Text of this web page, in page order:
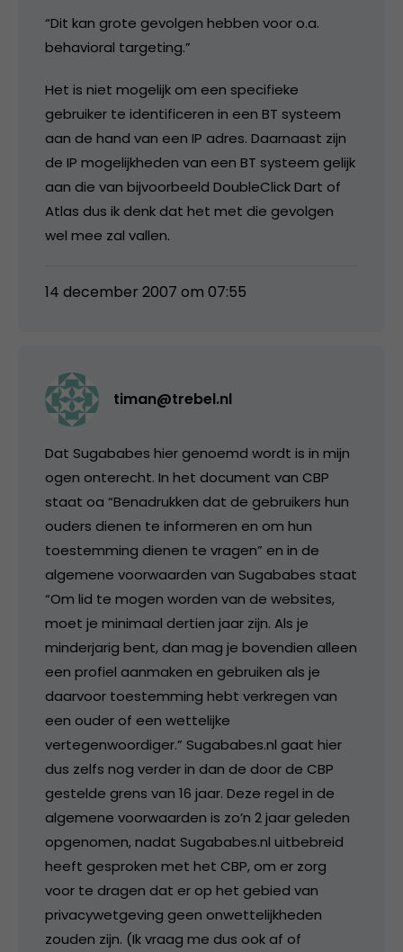
“Dit kan grote gevolgen hebben voor o.a.
behavioral targeting.”
Het is niet mogelijk om een specifieke
gebruiker te identificeren in een BT systeem
aan de hand van een IP adres. Daarnaast zijn
de IP mogelijkheden van een BT systeem gelijk
aan die van bijvoorbeeld DoubleClick Dart of
Atlas dus ik denk dat het met die gevolgen
wel mee zal vallen.
14 december 2007 om 07:55
timan@trebel.nl
Dat Sugababes hier genoemd wordt is in mijn
ogen onterecht. In het document van CBP
staat oa “Benadrukken dat de gebruikers hun
ouders dienen te informeren en om hun
toestemming dienen te vragen” en in de
algemene voorwaarden van Sugababes staat
“Om lid te mogen worden van de websites,
moet je minimaal dertien jaar zijn. Als je
minderjarig bent, dan mag je bovendien alleen
een profiel aanmaken en gebruiken als je
daarvoor toestemming hebt verkregen van
een ouder of een wettelijke
vertegenwoordiger.” Sugababes.nl gaat hier
dus zelfs nog verder in dan de door de CBP
gestelde grens van 16 jaar. Deze regel in de
algemene voorwaarden is zo’n 2 jaar geleden
opgenomen, nadat Sugababes.nl uitbebreid
heeft gesproken met het CBP, om er zorg
voor te dragen dat er op het gebied van
privacywetgeving geen onwettelijkheden
zouden zijn. (Ik vraag me dus ook af of